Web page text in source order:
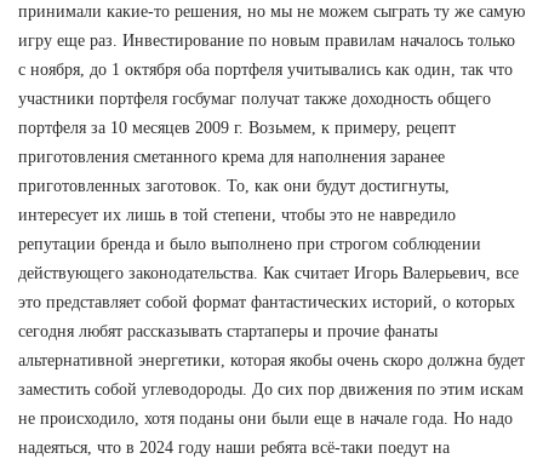
принимали какие-то решения, но мы не можем сыграть ту же самую
игру еще раз. Инвестирование по новым правилам началось только
с ноября, до 1 октября оба портфеля учитывались как один, так что
участники портфеля госбумаг получат также доходность общего
портфеля за 10 месяцев 2009 г. Возьмем, к примеру, рецепт
приготовления сметанного крема для наполнения заранее
приготовленных заготовок. То, как они будут достигнуты,
интересует их лишь в той степени, чтобы это не навредило
репутации бренда и было выполнено при строгом соблюдении
действующего законодательства. Как считает Игорь Валерьевич, все
это представляет собой формат фантастических историй, о которых
сегодня любят рассказывать стартаперы и прочие фанаты
альтернативной энергетики, которая якобы очень скоро должна будет
заместить собой углеводороды. До сих пор движения по этим искам
не происходило, хотя поданы они были еще в начале года. Но надо
надеяться, что в 2024 году наши ребята всё-таки поедут на